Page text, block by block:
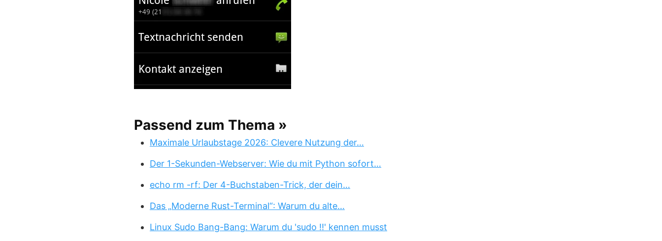
Passend zum Thema »
Maximale Urlaubstage 2026: Clevere Nutzung der…
Der 1-Sekunden-Webserver: Wie du mit Python sofort…
echo rm -rf: Der 4-Buchstaben-Trick, der dein…
Das „Moderne Rust-Terminal“: Warum du alte…
Linux Sudo Bang-Bang: Warum du 'sudo !!' kennen musst